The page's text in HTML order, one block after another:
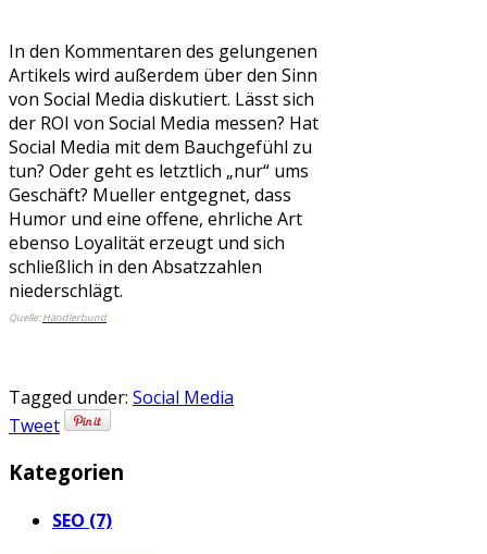
In den Kommentaren des gelungenen
Artikels wird außerdem über den Sinn
von Social Media diskutiert. Lässt sich
der ROI von Social Media messen? Hat
Social Media mit dem Bauchgefühl zu
tun? Oder geht es letztlich „nur“ ums
Geschäft? Mueller entgegnet, dass
Humor und eine offene, ehrliche Art
ebenso Loyalität erzeugt und sich
schließlich in den Absatzzahlen
niederschlägt.
Quelle:Händlerbund
Tagged under: Social Media
Tweet
Kategorien
SEO (7)